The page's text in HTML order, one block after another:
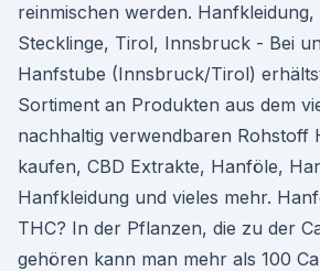
reinmischen werden.
Stecklinge, Tirol, Innsbruck - Bei
Hanfstube (Innsbruck/Tirol)
Sortiment an Produkten aus dem
nachhaltig verwendbaren Rohstoff
kaufen, CBD Extrakte, Hanföle,
Hanfkleidung und vieles mehr.
THC? In der Pflanzen, die zu der
gehören kann man mehr als 100